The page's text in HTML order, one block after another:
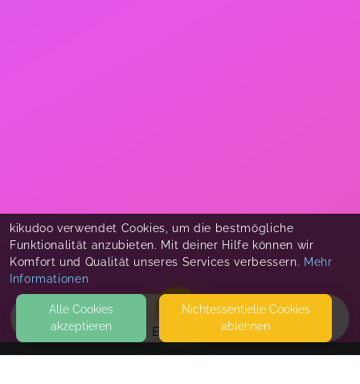
EVENTS
kikudoo verwendet Cookies, um die bestmögliche
Funktionalität anzubieten. Mit deiner Hilfe können wir
Komfort und Qualität unseres Services verbessern. Mehr
Informationen
Alle Cookies
akzeptieren
Nicht­essentielle Cookies
ablehnen